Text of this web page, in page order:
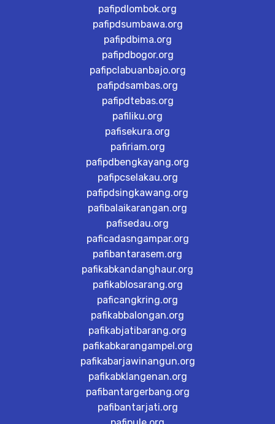
pafipdlombok.org
pafipdsumbawa.org
pafipdbima.org
pafipdbogor.org
pafipclabuanbajo.org
pafipdsambas.org
pafipdtebas.org
pafiliku.org
pafisekura.org
pafiriam.org
pafipdbengkayang.org
pafipcselakau.org
pafipdsingkawang.org
pafibalaikarangan.org
pafisedau.org
paficadasngampar.org
pafibantarasem.org
pafikabkandanghaur.org
pafikablosarang.org
paficangkring.org
pafikabbalongan.org
pafikabjatibarang.org
pafikabkarangampel.org
pafikabarjawinangun.org
pafikabklangenan.org
pafibantargerbang.org
pafibantarjati.org